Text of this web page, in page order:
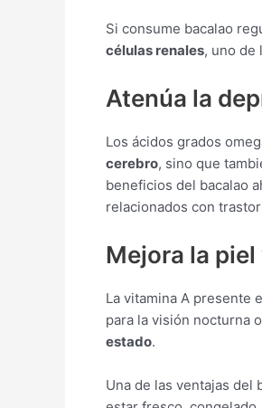
Si consume bacalao
células renales, uno de
Atenúa la
Los ácidos grados
cerebro, sino que
beneficios del bacalao
relacionados con
Mejora la
La vitamina A presente
para la visión nocturna
estado.
Una de las ventajas del